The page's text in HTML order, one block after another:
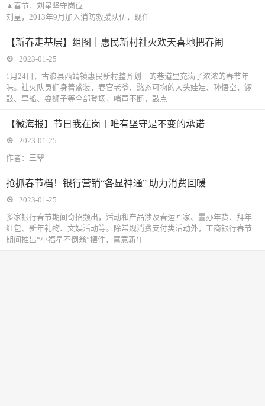
▲春节，刘星坚守岗位
刘星，2013年9月加入消防救援队伍，现任
【新春走基层】组图｜惠民新村社火欢天喜地把春闹
2023-01-25
1月24日，古浪县西靖镇惠民新村整齐划一的巷道里充满了浓浓的春节年
味。社火队员们身着盛装，春官老爷、憨态可掬的大头娃娃、孙悟空，锣
鼓、旱船、耍狮子等全部登场，哨声不断，鼓点
【微海报】节日我在岗丨唯有坚守是不变的承诺
2023-01-25
作者：王翠
抢抓春节档！银行营销“各显神通” 助力消费回暖
2023-01-25
多家银行春节期间奇招频出，活动和产品涉及春运回家、置办年货、拜年
红包、新年礼物、文娱活动等。除常规消费支付类活动外，工商银行春节
期间推出“小福星不倒翁”摆件，寓意新年